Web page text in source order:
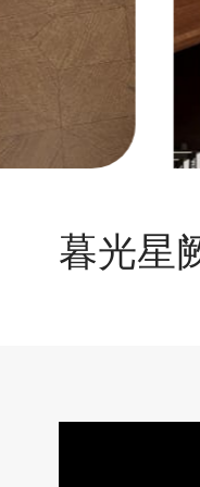
暮光星